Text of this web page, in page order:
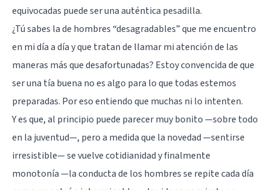
equivocadas puede ser una auténtica pesadilla.
¿Tú sabes la de hombres “desagradables” que me encuentro
en mi día a día y que tratan de llamar mi atención de las
maneras más que desafortunadas? Estoy convencida de que
ser una tía buena no es algo para lo que todas estemos
preparadas. Por eso entiendo que muchas ni lo intenten.
Y es que, al principio puede parecer muy bonito —sobre todo
en la juventud—, pero a medida que la novedad —sentirse
irresistible— se vuelve cotidianidad y finalmente
monotonía —la conducta de los hombres se repite cada día